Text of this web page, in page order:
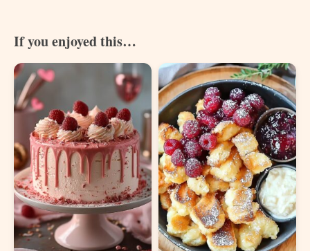
If you enjoyed this…